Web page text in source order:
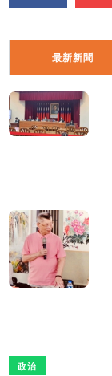
最新新聞
政治